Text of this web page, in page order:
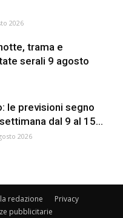
2026
trama e
serali 9 agosto
le previsioni segno
dal 9 al 15...
2026
redazione
Privacy
pubblicitarie